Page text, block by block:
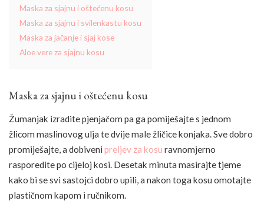
Maska za sjajnu i oštećenu kosu
Maska za sjajnu i svilenkastu kosu
Maska za jačanje i sjaj kose
Aloe vere za sjajnu kosu
Maska za sjajnu i oštećenu kosu
Žumanjak izradite pjenjačom pa ga pomiješajte s jednom
žlicom maslinovog ulja te dvije male žličice konjaka. Sve dobro
promiješajte, a dobiveni preljev za kosu ravnomjerno
rasporedite po cijeloj kosi. Desetak minuta masirajte tjeme
kako bi se svi sastojci dobro upili, a nakon toga kosu omotajte
plastičnom kapom i ručnikom.